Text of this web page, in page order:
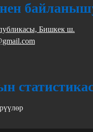
Бишкек ш.